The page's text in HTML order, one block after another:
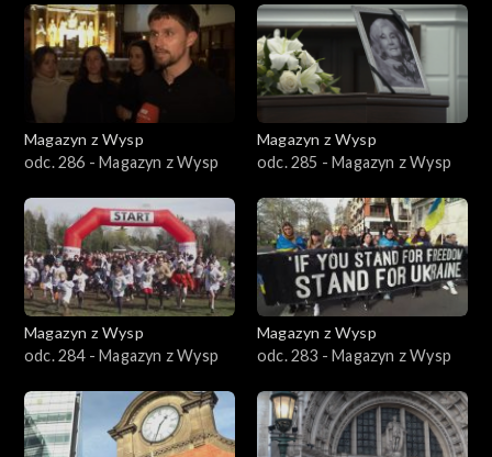
Magazyn z Wysp
odc. 286 - Magazyn z Wysp
Magazyn z Wysp
odc. 285 - Magazyn z Wysp
Magazyn z Wysp
odc. 284 - Magazyn z Wysp
Magazyn z Wysp
odc. 283 - Magazyn z Wysp